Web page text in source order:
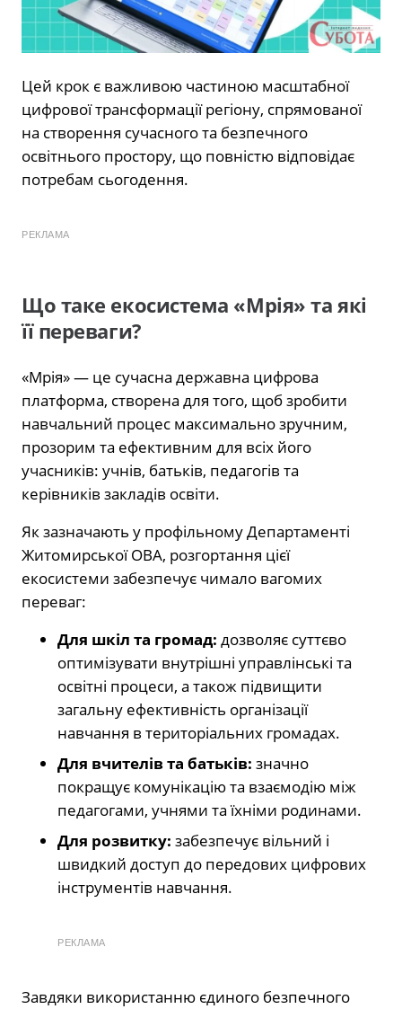
Цей крок є важливою частиною масштабної
цифрової трансформації регіону, спрямованої
на створення сучасного та безпечного
освітнього простору, що повністю відповідає
потребам сьогодення.
РЕКЛАМА
Що таке екосистема «Мрія» та які
її переваги?
«Мрія» — це сучасна державна цифрова
платформа, створена для того, щоб зробити
навчальний процес максимально зручним,
прозорим та ефективним для всіх його
учасників: учнів, батьків, педагогів та
керівників закладів освіти.
Як зазначають у профільному Департаменті
Житомирської ОВА, розгортання цієї
екосистеми забезпечує чимало вагомих
переваг:
Для шкіл та громад: дозволяє суттєво
оптимізувати внутрішні управлінські та
освітні процеси, а також підвищити
загальну ефективність організації
навчання в територіальних громадах.
Для вчителів та батьків: значно
покращує комунікацію та взаємодію між
педагогами, учнями та їхніми родинами.
Для розвитку: забезпечує вільний і
швидкий доступ до передових цифрових
інструментів навчання.
РЕКЛАМА
Завдяки використанню єдиного безпечного